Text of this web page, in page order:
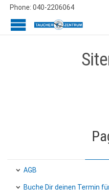
Phone: 040-2206064
AGB
Buche Dir deinen Termin